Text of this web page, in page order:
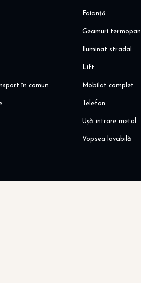
Faianță
Geamuri termopan
Iluminat stradal
Lift
în comun Mobilat complet
Telefon
Ușă intrare metal
Vopsea lavabilă